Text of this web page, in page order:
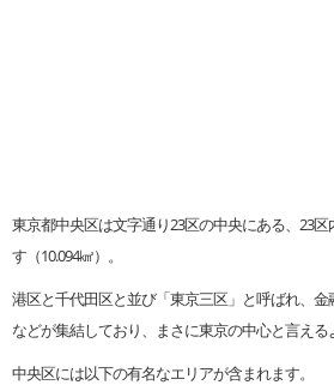
東京都中央区は文字通り23区の中央にある、23
す（10.094㎢）。
港区と千代田区と並び「東京三区」と呼ばれ、
などが集結しており、まさに東京の中心と言える
中央区には以下の有名なエリアが含まれます。